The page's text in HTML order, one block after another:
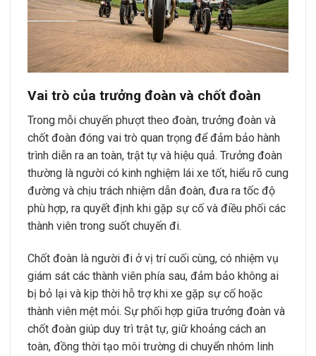
Vai trò của trưởng đoàn và chốt đoàn
Trong mỗi chuyến phượt theo đoàn, trưởng đoàn và
chốt đoàn đóng vai trò quan trọng để đảm bảo hành
trình diễn ra an toàn, trật tự và hiệu quả. Trưởng đoàn
thường là người có kinh nghiệm lái xe tốt, hiểu rõ cung
đường và chịu trách nhiệm dẫn đoàn, đưa ra tốc độ
phù hợp, ra quyết định khi gặp sự cố và điều phối các
thành viên trong suốt chuyến đi.
Chốt đoàn là người đi ở vị trí cuối cùng, có nhiệm vụ
giám sát các thành viên phía sau, đảm bảo không ai
bị bỏ lại và kịp thời hỗ trợ khi xe gặp sự cố hoặc
thành viên mệt mỏi. Sự phối hợp giữa trưởng đoàn và
chốt đoàn giúp duy trì trật tự, giữ khoảng cách an
toàn, đồng thời tạo môi trường di chuyển nhóm linh